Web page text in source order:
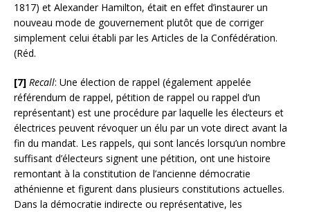
1817) et Alexander Hamilton, était en effet d’instaurer un
nouveau mode de gouvernement plutôt que de corriger
simplement celui établi par les Articles de la Confédération.
(Réd.
[7] Recall: Une élection de rappel (également appelée
référendum de rappel, pétition de rappel ou rappel d’un
représentant) est une procédure par laquelle les électeurs et
électrices peuvent révoquer un élu par un vote direct avant la
fin du mandat. Les rappels, qui sont lancés lorsqu’un nombre
suffisant d’électeurs signent une pétition, ont une histoire
remontant à la constitution de l’ancienne démocratie
athénienne et figurent dans plusieurs constitutions actuelles.
Dans la démocratie indirecte ou représentative, les